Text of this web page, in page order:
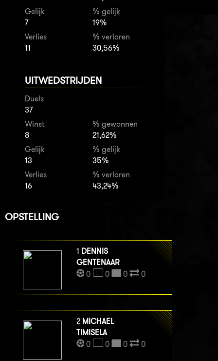
Gelijk
7
% gelijk
19%
Verlies
11
% verloren
30,56%
UITWEDSTRIJDEN
Duels
37
Winst
8
% gewonnen
21,62%
Gelijk
13
% gelijk
35%
Verlies
16
% verloren
43,24%
OPSTELLING
1 DENNIS
GENTENAAR
0
0 0 0
2 MICHAEL
TIMISELA
0
0 0 0